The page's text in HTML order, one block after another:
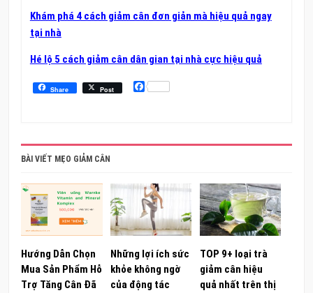
Khám phá 4 cách giảm cân đơn giản mà hiệu quả ngay
tại nhà
Hé lộ 5 cách giảm cân dân gian tại nhà cực hiệu quả
Share Post Facebook
BÀI VIẾT MẸO GIẢM CÂN
Hướng Dẫn Chọn
Mua Sản Phẩm Hỗ
Trợ Tăng Cân Đã
Những lợi ích sức
khỏe không ngờ
của động tác
TOP 9+ loại trà
giảm cân hiệu
quả nhất trên thị